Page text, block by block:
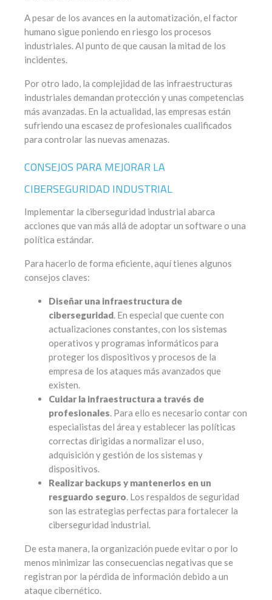
A pesar de los avances en la automatización, el factor
humano sigue poniendo en riesgo los procesos
industriales. Al punto de que causan la mitad de los
incidentes.
Por otro lado, la complejidad de las infraestructuras
industriales demandan protección y unas competencias
más avanzadas. En la actualidad, las empresas están
sufriendo una escasez de profesionales cualificados
para controlar las nuevas amenazas.
CONSEJOS PARA MEJORAR LA
CIBERSEGURIDAD INDUSTRIAL
Implementar la ciberseguridad industrial abarca
acciones que van más allá de adoptar un software o una
política estándar.
Para hacerlo de forma eficiente, aquí tienes algunos
consejos claves:
Diseñar una infraestructura de
ciberseguridad. En especial que cuente con
actualizaciones constantes, con los sistemas
operativos y programas informáticos para
proteger los dispositivos y procesos de la
empresa de los ataques más avanzados que
existen.
Cuidar la infraestructura a través de
profesionales. Para ello es necesario contar con
especialistas del área y establecer las políticas
correctas dirigidas a normalizar el uso,
adquisición y gestión de los sistemas y
dispositivos.
Realizar backups y mantenerlos en un
resguardo seguro. Los respaldos de seguridad
son las estrategias perfectas para fortalecer la
ciberseguridad industrial.
De esta manera, la organización puede evitar o por lo
menos minimizar las consecuencias negativas que se
registran por la pérdida de información debido a un
ataque cibernético.